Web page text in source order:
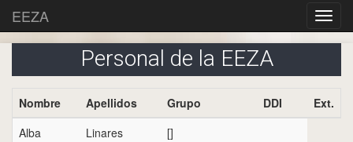
EEZA
Personal de la EEZA
Nombre Apellidos Grupo DDI
Ext.
Alba
Linares
[]